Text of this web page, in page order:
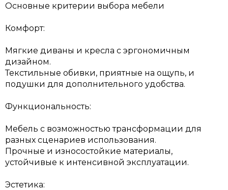
Основные критерии выбора мебели
Комфорт:
Мягкие диваны и кресла с эргономичным
дизайном.
Текстильные обивки, приятные на ощупь, и
подушки для дополнительного удобства.
Функциональность:
Мебель с возможностью трансформации для
разных сценариев использования.
Прочные и износостойкие материалы,
устойчивые к интенсивной эксплуатации.
Эстетика: